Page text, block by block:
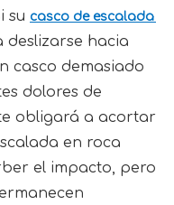
su
deslizarse hacia
casco demasiado
dolores de
obligará a acortar
en roca
el impacto, pero